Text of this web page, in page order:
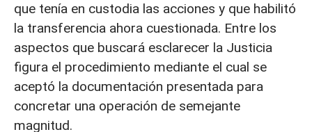
que tenía en custodia las acciones y que habilitó
la transferencia ahora cuestionada. Entre los
aspectos que buscará esclarecer la Justicia
figura el procedimiento mediante el cual se
aceptó la documentación presentada para
concretar una operación de semejante
magnitud.